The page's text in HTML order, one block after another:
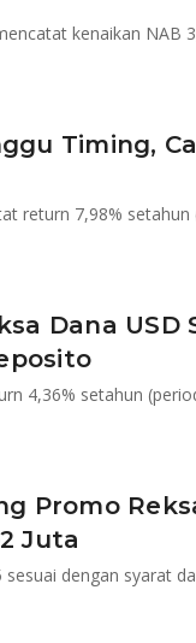
Timing,
Dana USD
Promo
Juta
dengan syarat